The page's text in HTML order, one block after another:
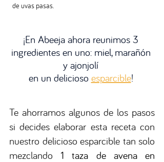
  de uvas pasas.
¡En Abeeja ahora reunimos 3
ingredientes en uno: miel, marañón
y ajonjolí
en un delicioso esparcible!
Te ahorramos algunos de los pasos
si decides elaborar esta receta con
nuestro delicioso esparcible tan solo
mezclando 1 taza de avena en